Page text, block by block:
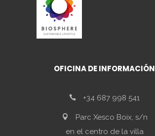
OFICINA DE INFORMACIÓN
+34 687 998 541
Parc Xesco Boix, s/n
en el centro de la villa